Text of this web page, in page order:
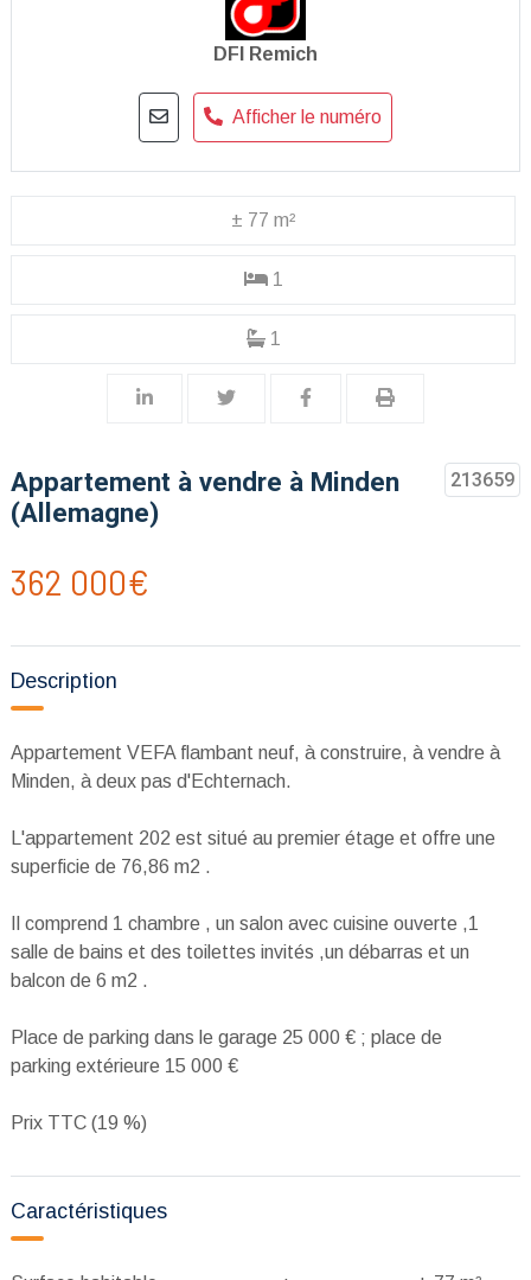
DFI Remich
Afficher le numéro
± 77 m²
1
1
Appartement à vendre à Minden
(Allemagne)
213659
362 000€
Description
Appartement VEFA flambant neuf, à construire, à vendre à
Minden, à deux pas d'Echternach.
L'appartement 202 est situé au premier étage et offre une
superficie de 76,86 m2 .
Il comprend 1 chambre , un salon avec cuisine ouverte ,1
salle de bains et des toilettes invités ,un débarras et un
balcon de 6 m2 .
Place de parking dans le garage 25 000 € ; place de
parking extérieure 15 000 €
Prix TTC (19 %)
Caractéristiques